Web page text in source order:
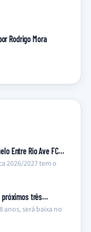
Rodrigo Mora
Entre Rio Ave FC…
2026/2027 tem o
próximos três…
anos, será baixa no